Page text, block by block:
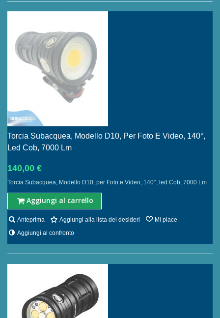
Torcia Subacquea, Modello D10, Per Foto E Video, 140°,
Led Cob, 7000 Lm
140,00 €
Torcia Subacquea, Modello D10, per Foto e Video, 140°, led Cob, 7000 Lm
Aggiungi al carrello
Anteprima Aggiungi alla lista dei desideri
Mi piace
Aggiungi al confronto